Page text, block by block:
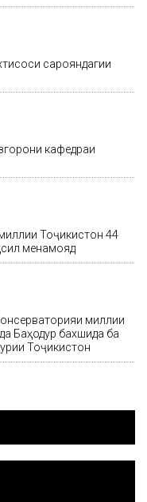
сарояндагии
кафедраи
Тоҷикистон 44
менамояд
миллии
Баҳодур бахшида ба
Тоҷикистон